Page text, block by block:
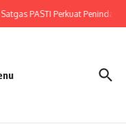
PASTI Perkuat Penindakan